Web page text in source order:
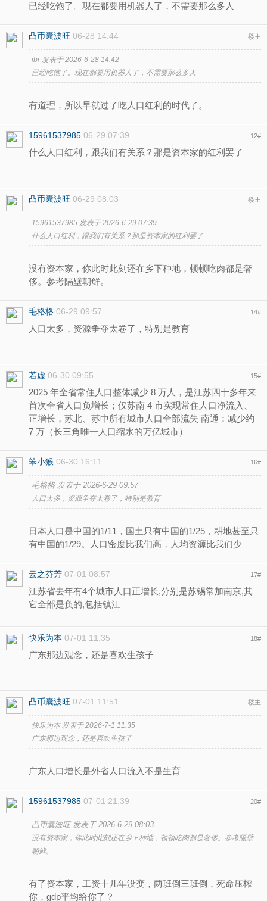
已经吃饱了。现在都要用机器人了，不需要那么多人
凸币囊波旺 06-28 14:44 楼主
jbr 发表于 2026-6-28 14:42
已经吃饱了。现在都要用机器人了，不需要那么多人
有道理，所以早就过了吃人口红利的时代了。
15961537985 06-29 07:39 12#
什么人口红利，跟我们有关系？那是资本家的红利罢了
凸币囊波旺 06-29 08:03 楼主
15961537985 发表于 2026-6-29 07:39
什么人口红利，跟我们有关系？那是资本家的红利罢了
没有资本家，你此时此刻还在乡下种地，顿顿吃肉都是奢
侈。参考隔壁朝鲜。
毛格格 06-29 09:57 14#
人口太多，资源争夺太卷了，特别是教育
若虚 06-30 09:55 15#
2025 年全省常住人口整体减少 8 万人，是江苏四十多年来
首次全省人口负增长；仅苏南 4 市实现常住人口净流入、
正增长，苏北、苏中所有城市人口全部流失 南通：减少约
7 万（长三角唯一人口缩水的万亿城市）
笨小猴 06-30 16:11 16#
毛格格 发表于 2026-6-29 09:57
人口太多，资源争夺太卷了，特别是教育
日本人口是中国的1/11，国土只有中国的1/25，耕地甚至只
有中国的1/29。人口密度比我们高，人均资源比我们少
云之芬芳 07-01 08:57 17#
江苏省去年有4个城市人口正增长,分别是苏锡常加南京,其
它全部是负的,包括镇江
快乐为本 07-01 11:35 18#
广东那边观念，还是喜欢生孩子
凸币囊波旺 07-01 11:51 楼主
快乐为本 发表于 2026-7-1 11:35
广东那边观念，还是喜欢生孩子
广东人口增长是外省人口流入不是生育
15961537985 07-01 21:39 20#
凸币囊波旺 发表于 2026-6-29 08:03
没有资本家，你此时此刻还在乡下种地，顿顿吃肉都是奢侈。参考隔壁
朝鲜。
有了资本家，工资十几年没变，两班倒三班倒，死命压榨
你，gdp平均给你了？